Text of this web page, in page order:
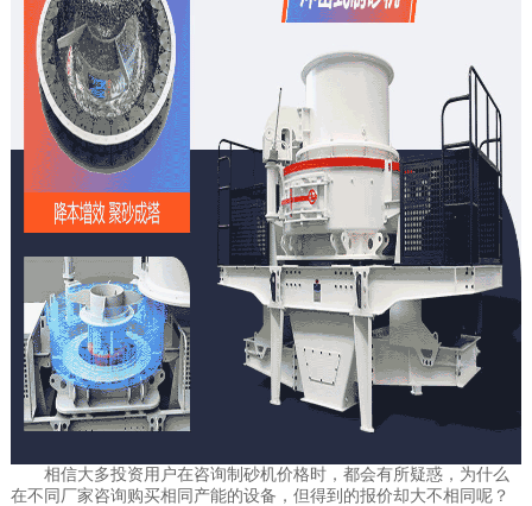
相信大多投资用户在咨询制砂机价格时，都会有所疑惑，为什么
在不同厂家咨询购买相同产能的设备，但得到的报价却大不相同呢？